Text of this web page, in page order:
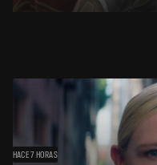
HACE 7 HORAS